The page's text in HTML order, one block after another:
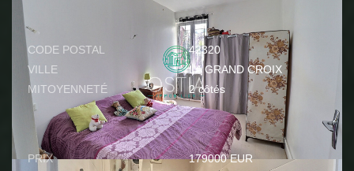
CODE POSTAL
42320
VILLE
LA GRAND CROIX
MITOYENNETÉ
2 côtés
ASPECTS FINANCIERS
PRIX
179000 EUR